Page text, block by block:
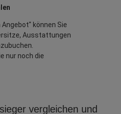
können Sie
Ausstattungen
nur noch die
vergleichen und